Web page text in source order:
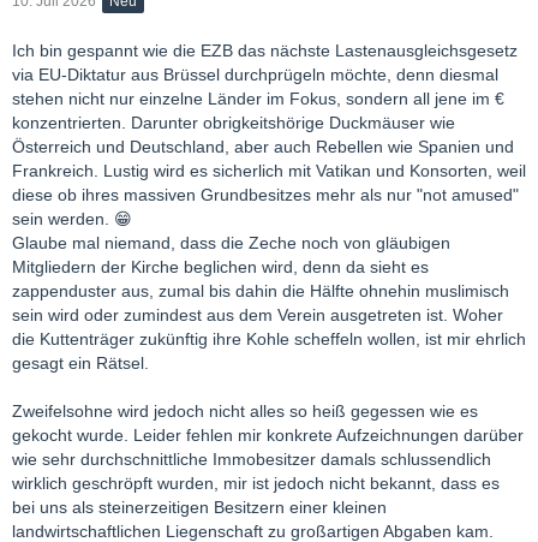
Ich bin gespannt wie die EZB das nächste Lastenausgleichsgesetz
via EU-Diktatur aus Brüssel durchprügeln möchte, denn diesmal
stehen nicht nur einzelne Länder im Fokus, sondern all jene im €
konzentrierten. Darunter obrigkeitshörige Duckmäuser wie
Österreich und Deutschland, aber auch Rebellen wie Spanien und
Frankreich. Lustig wird es sicherlich mit Vatikan und Konsorten, weil
diese ob ihres massiven Grundbesitzes mehr als nur "not amused"
sein werden. 😁
Glaube mal niemand, dass die Zeche noch von gläubigen
Mitgliedern der Kirche beglichen wird, denn da sieht es
zappenduster aus, zumal bis dahin die Hälfte ohnehin muslimisch
sein wird oder zumindest aus dem Verein ausgetreten ist. Woher
die Kuttenträger zukünftig ihre Kohle scheffeln wollen, ist mir ehrlich
gesagt ein Rätsel.
Zweifelsohne wird jedoch nicht alles so heiß gegessen wie es
gekocht wurde. Leider fehlen mir konkrete Aufzeichnungen darüber
wie sehr durchschnittliche Immobesitzer damals schlussendlich
wirklich geschröpft wurden, mir ist jedoch nicht bekannt, dass es
bei uns als steinerzeitigen Besitzern einer kleinen
landwirtschaftlichen Liegenschaft zu großartigen Abgaben kam.